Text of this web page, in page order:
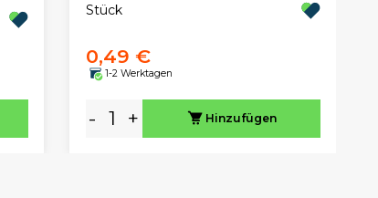
Stück
0,49 €
1-2 Werktagen
- + Hinzufügen